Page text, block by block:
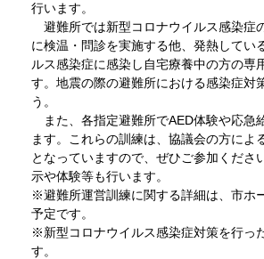
行います。
避難所では新型コロナウイルス感染症
に検温・問診を実施する他、発熱してい
ルス感染症に感染し自宅療養中の方の専
す。地震の際の避難所における感染症対
う。
また、各指定避難所でAED体験や応急
ます。これらの訓練は、協議会の方によ
となっていますので、ぜひご参加くださ
示や体験等も行います。
※避難所運営訓練に関する詳細は、市ホ
予定です。
※新型コロナウイルス感染症対策を行っ
す。